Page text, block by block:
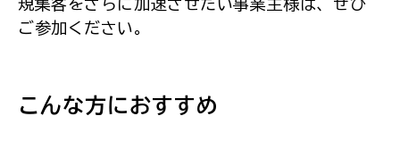
規集客をさらに加速させたい事業主様は、ぜひ
ご参加ください。
こんな方におすすめ